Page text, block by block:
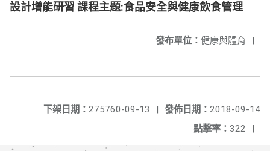
設計增能研習 課程主題:食品安全與健康飲食管理
發布單位： 健康與體育 |
發佈日期： 2018-09-14
下架日期： 275760-09-13
|
點擊率： 322 |